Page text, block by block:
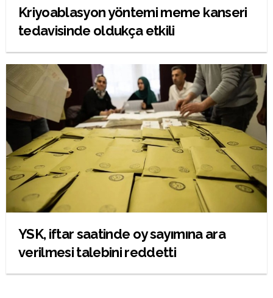
Kriyoablasyon yöntemi meme kanseri
tedavisinde oldukça etkili
YSK, iftar saatinde oy sayımına ara
verilmesi talebini reddetti